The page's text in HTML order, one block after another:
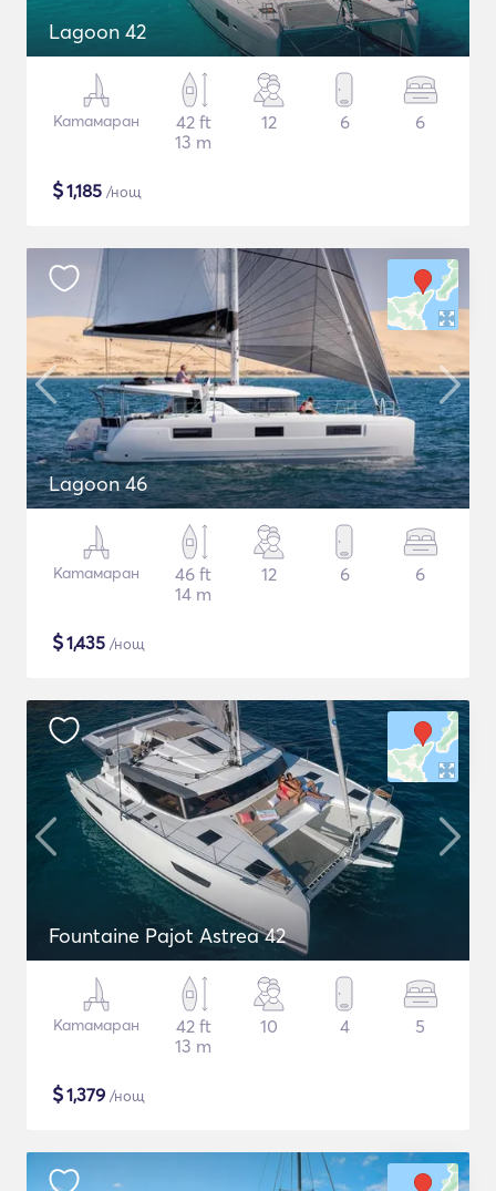
Lagoon 42
Катамаран
42 ft
13 m
12 6 6
$1,185 /нощ
Lagoon 46
Катамаран
46 ft
14 m
12 6 6
$1,435 /нощ
Fountaine Pajot Astrea 42
Катамаран
42 ft
13 m
10 4 5
$1,379 /нощ